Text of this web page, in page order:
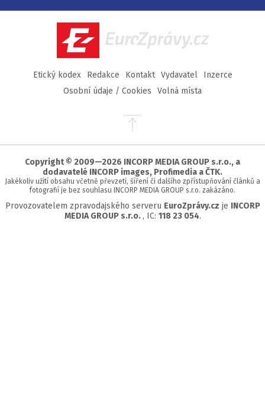
Facebook
TwitterInstagram
YouTube
EuroZprávy.cz
Etický kodex Redakce Kontakt Vydavatel
Inzerce
Osobní údaje / Cookies
Volná místa
Přejít
stránky
Copyright © 2009—2026 INCORP MEDIA GROUP s.r.o., a
dodavatelé INCORP images, Profimedia a ČTK.
Jakékoliv užití obsahu včetně převzetí, šíření či dalšího zpřístupňování článků a
fotografií je bez souhlasu INCORP MEDIA GROUP s.r.o. zakázáno.
Provozovatelem zpravodajského serveru EuroZprávy.cz je INCORP
MEDIA GROUP s.r.o. , IC: 118 23 054.